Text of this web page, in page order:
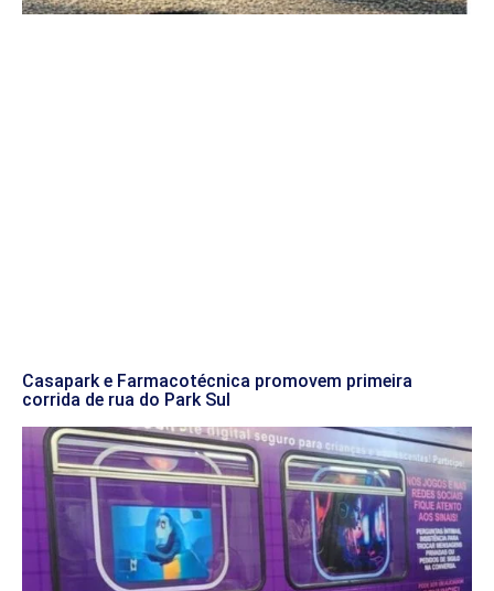
Casapark e Farmacotécnica promovem primeira
corrida de rua do Park Sul